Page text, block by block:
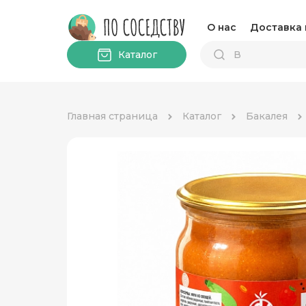
О нас Доставка
Каталог
Главная страница Каталог Бакалея